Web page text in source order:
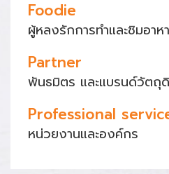
Foodie
ผู้หลงรักการทำและชิมอาห
Partner
พันธมิตร และแบรนด์วัตถุ
Professional
หน่วยงานและองค์กร